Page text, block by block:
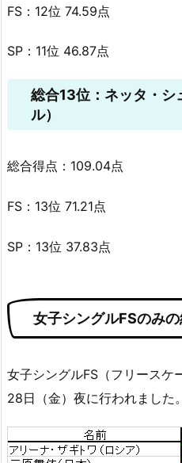
FS：12位 74.59点
SP：11位 46.87点
総合13位：ネッタ・シ
ル）
総合得点：109.04点
FS：13位 71.21点
SP：13位 37.83点
女子シングルFSのみ
女子シングルFS（フリースケ
28日（金）夜に行われました。